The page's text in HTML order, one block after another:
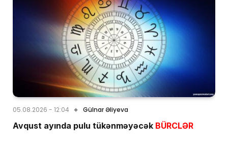
05.08.2026 - 12:04 Gülnar Əliyeva
Avqust ayında pulu tükənməyəcək BÜRCLƏR